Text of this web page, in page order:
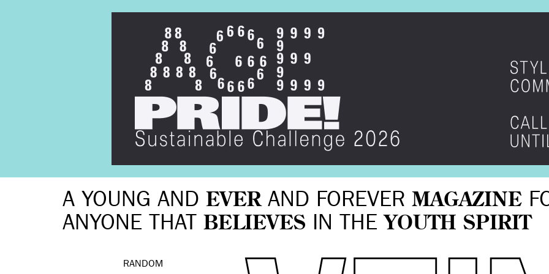
A YOUNG AND EVERAND FOREVER MAGAZINE
ANYONE THAT BELIEVES IN THE YOUTH SPIRIT
RANDOM